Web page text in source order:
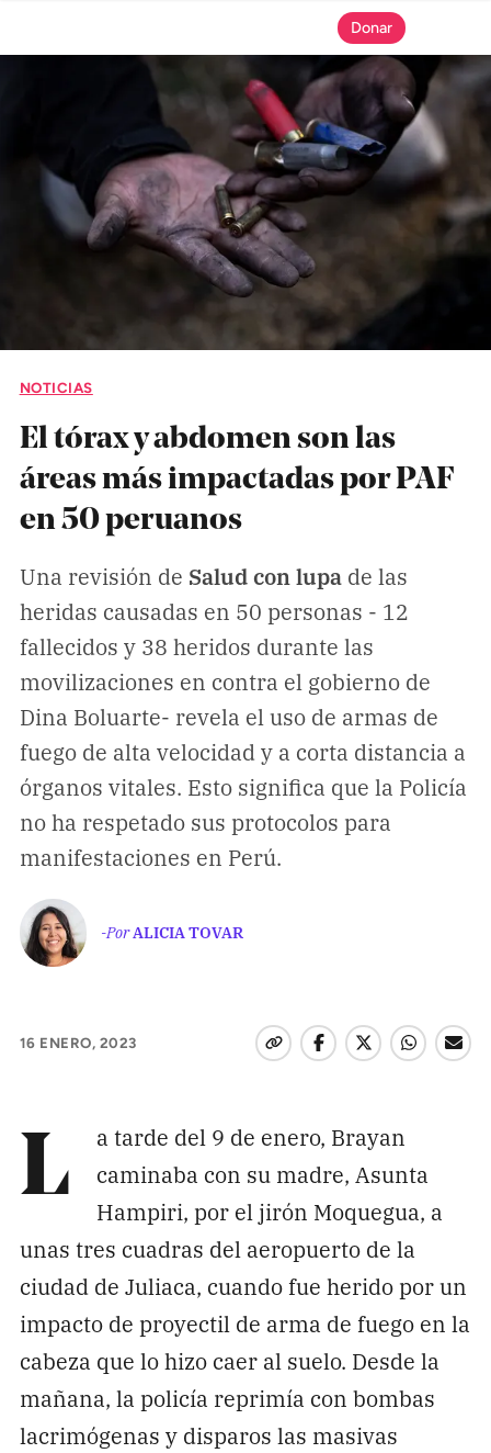
SECCIONES
Inicio
Nosotros
Comprueba
Climatopedia
Medio ambiente
Salud mental
Género
Sobremesa
FORMATOS
Entrevistas
Opinión
Biblioterapia
Cartas y réplicas
APÓYANOS
que importa
RECIBE NUESTRO BOLETÍN
SÍGUENOS
Donar
NOTICIAS
El tórax y abdomen son las
áreas más impactadas por PAF
en 50 peruanos
Una revisión de Salud con lupade las
heridas causadas en 50 personas - 12
fallecidos y 38 heridos durante las
movilizaciones en contra el gobierno de
Dina Boluarte- revela el uso de armas de
fuego de alta velocidad y a corta distancia a
órganos vitales. Esto significa que la Policía
no ha respetado sus protocolos para
manifestaciones en Perú.
-PorALICIA TOVAR
16 ENERO, 2023
L
a tarde del 9 de enero, Brayan
caminaba con su madre, Asunta
Hampiri, por el jirón Moquegua, a
unas tres cuadras del aeropuerto de la
ciudad de Juliaca, cuando fue herido por un
impacto de proyectil de arma de fuego en la
cabeza que lo hizo caer al suelo. Desde la
mañana, la policía reprimía con bombas
lacrimógenas y disparos las masivas